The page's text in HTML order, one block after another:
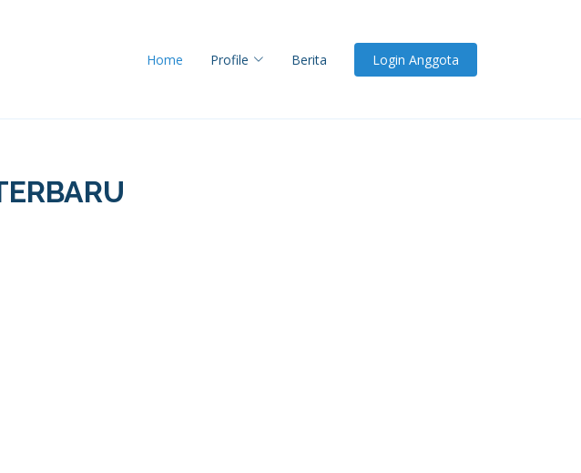
Home Profile Berita Login Anggota